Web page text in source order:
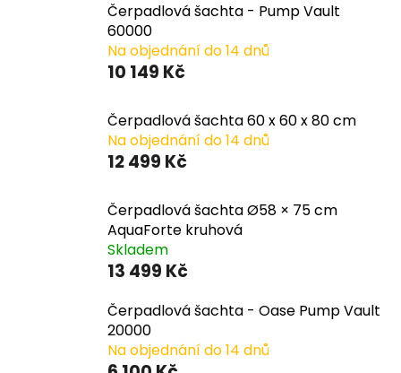
Čerpadlová šachta - Pump Vault
60000
Na objednání do 14 dnů
10 149 Kč
Čerpadlová šachta 60 x 60 x 80 cm
Na objednání do 14 dnů
12 499 Kč
Čerpadlová šachta Ø58 × 75 cm
AquaForte kruhová
Skladem
13 499 Kč
Čerpadlová šachta - Oase Pump Vault
20000
Na objednání do 14 dnů